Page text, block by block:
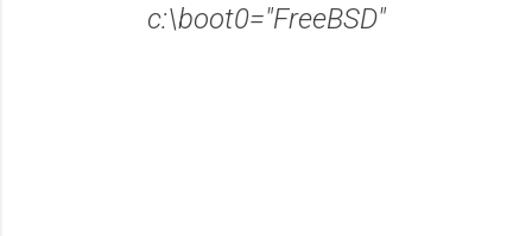
c:\boot0="FreeBSD"